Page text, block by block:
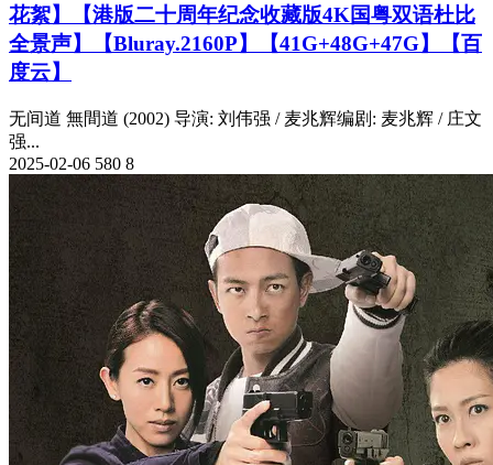
花絮】【港版二十周年纪念收藏版4K国粤双语杜比
全景声】【Bluray.2160P】【41G+48G+47G】【百
度云】
无间道 無間道 (2002) 导演: 刘伟强 / 麦兆辉编剧: 麦兆辉 / 庄文
强...
2025-02-06 580 8